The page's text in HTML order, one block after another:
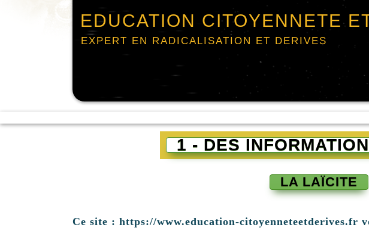
EDUCATION CITOYENNETE
EXPERT EN RADICALISATION ET DERIVES
1 - DES
LA LAÏCITE
Ce site : https://www.education-citoyenneteetderives.fr